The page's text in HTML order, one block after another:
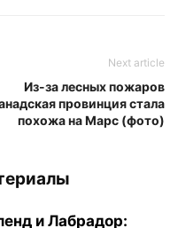
Next article
Из-за лесных пожаров
провинция стала
похожа на Марс (фото)
и Лабрадор: